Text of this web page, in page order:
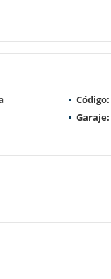
Código:
Garaje: